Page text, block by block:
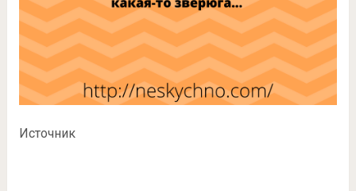
Источник